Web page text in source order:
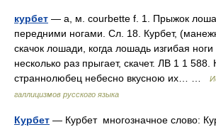
курбет — а, м. courbette f. 1. Прыжок
передними ногами. Сл. 18. Курбет,
скачок лошади, когда лошадь изгибая
несколько раз прыгает, скачет. ЛВ 1 1 588.
страннолюбец небесно вкусною их… …
галлицизмов русского языка
Курбет — Курбет многозначное слово: